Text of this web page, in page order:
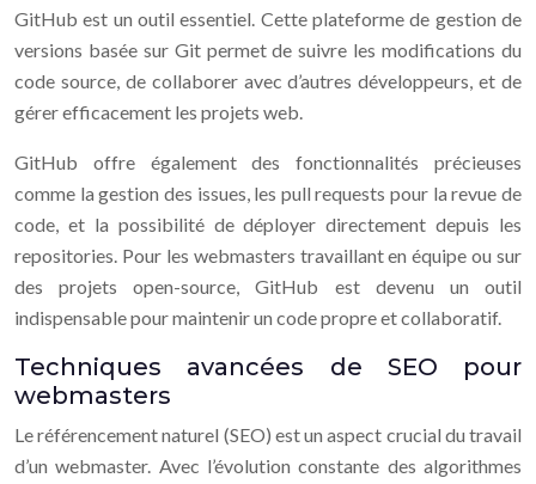
GitHub est un outil essentiel. Cette plateforme de gestion de
versions basée sur Git permet de suivre les modifications du
code source, de collaborer avec d’autres développeurs, et de
gérer efficacement les projets web.
GitHub offre également des fonctionnalités précieuses
comme la gestion des issues, les pull requests pour la revue de
code, et la possibilité de déployer directement depuis les
repositories. Pour les webmasters travaillant en équipe ou sur
des projets open-source, GitHub est devenu un outil
indispensable pour maintenir un code propre et collaboratif.
Techniques avancées de SEO pour
webmasters
Le référencement naturel (SEO) est un aspect crucial du travail
d’un webmaster. Avec l’évolution constante des algorithmes